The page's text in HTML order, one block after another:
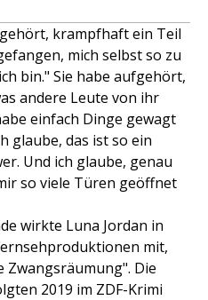
krampfhaft ein Teil
mich selbst so zu
bin." Sie habe aufgehört,
andere Leute von ihr
einfach Dinge gewagt
glaube, das ist so ein
Und ich glaube, genau
so viele Türen geöffnet
wirkte Luna Jordan in
mit,
Zwangsräumung". Die
2019 im ZDF-Krimi